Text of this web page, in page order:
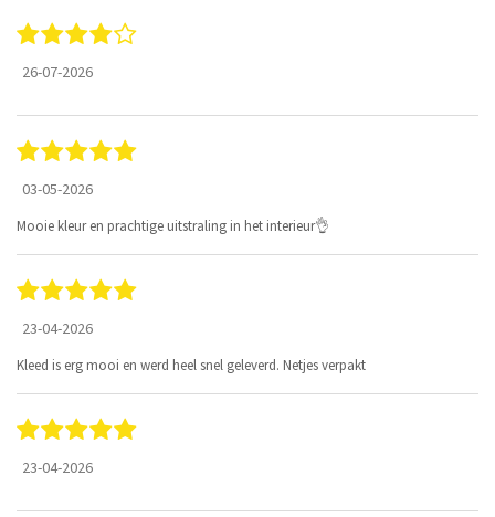
26-07-2026
03-05-2026
Mooie kleur en prachtige uitstraling in het interieur👌
23-04-2026
Kleed is erg mooi en werd heel snel geleverd. Netjes verpakt
23-04-2026